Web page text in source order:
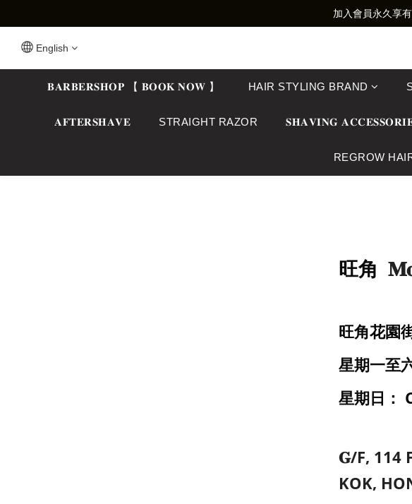
加入會員永久享
English
𝐁𝐀𝐑𝐁𝐄𝐑𝐒𝐇𝐎𝐏 【 𝐁𝐎𝐎𝐊 𝐍𝐎𝐖 】 HAIR STYLING BRAND
𝐀𝐅𝐓𝐄𝐑𝐒𝐇𝐀𝐕𝐄 STRAIGHT RAZOR 𝐒𝐇𝐀𝐕𝐈𝐍𝐆
REGROW
旺角
旺角花園
星期一至
星期日：
𝐆/F, 114
KOK,